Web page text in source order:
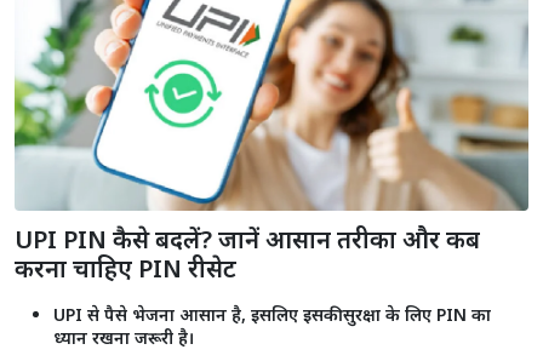
UPI PIN कैसे बदलें? जानें आसान तरीका और कब
करना चाहिए PIN रीसेट
UPI से पैसे भेजना आसान है, इसलिए इसकी सुरक्षा के लिए PIN का
ध्यान रखना जरूरी है।